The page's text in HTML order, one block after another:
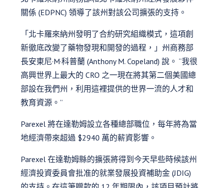
關係 (EDPNC) 領導了該州對該公司擴張的支持。
「北卡羅來納州發明了合約研究組織模式，這項創
新徹底改變了藥物發現和開發的過程，」州商務部
長安東尼·M·科普蘭 (Anthony M. Copeland) 說。 “我很
高興世界上最大的 CRO 之一現在將其第二個美國總
部設在我們州，利用這裡提供的世界一流的人才和
教育資源。”
Parexel 將在達勒姆設立各種總部職位，每年將為當
地經濟帶來超過 $2940 萬的薪資影響。
Parexel 在達勒姆縣的擴張將得到今天早些時候該州
經濟投資委員會批准的就業發展投資補助金 (JDIG)